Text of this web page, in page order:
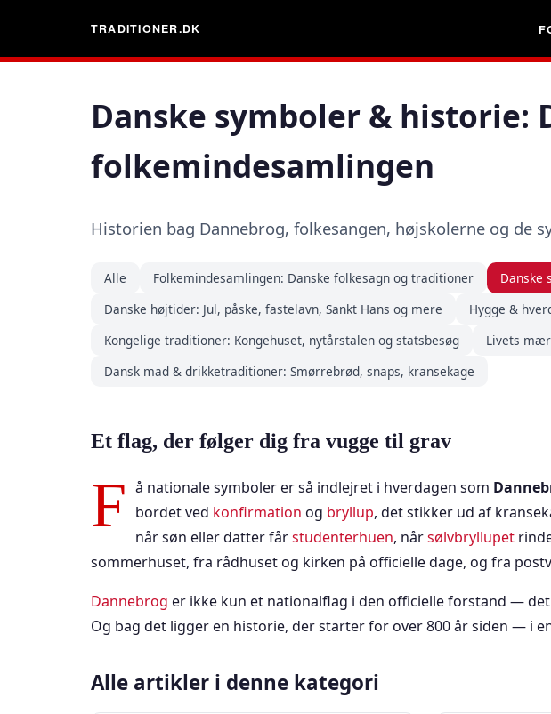
TRADITIONER.DK
Danske symboler & historie:
folkemindesamlingen
Historien bag Dannebrog, folkesangen, højskolerne og de
Alle Folkemindesamlingen: Danske folkesagn og traditioner
Danske
Danske højtider: Jul, påske, fastelavn, Sankt Hans og mere
Hygge &
Kongelige traditioner: Kongehuset, nytårstalen og statsbesøg
Livets
Dansk mad & drikketraditioner: Smørrebrød, snaps, kransekage
Et flag, der følger dig fra vugge til grav
F å nationale symboler er så indlejret i hverdagen som
bordet ved konfirmation og bryllup, det stikker ud af
når søn eller datter fårstudenterhuen, nårsølvbryllupet
sommerhuset, fra rådhuset og kirken på officielle dage, og fra
Dannebrog er ikke kun et nationalflag i den officielle forstand —
Og bag det ligger en historie, der starter for over 800 år siden — i
Alle artikler i denne kategori